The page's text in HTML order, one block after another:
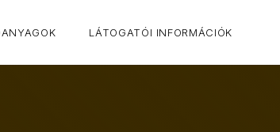
LÁTOGATÓI INFORMÁCIÓK